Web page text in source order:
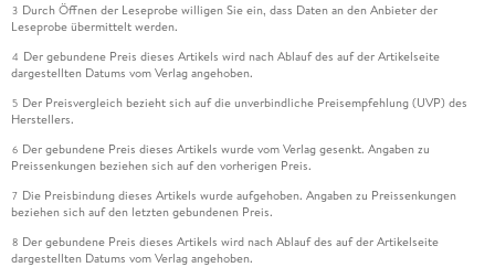
3 Durch Öffnen der Leseprobe willigen Sie ein, dass Daten an den Anbieter der
Leseprobe übermittelt werden.
4 Der gebundene Preis dieses Artikels wird nach Ablauf des auf der Artikelseite
dargestellten Datums vom Verlag angehoben.
5 Der Preisvergleich bezieht sich auf die unverbindliche Preisempfehlung (UVP) des
Herstellers.
6 Der gebundene Preis dieses Artikels wurde vom Verlag gesenkt. Angaben zu
Preissenkungen beziehen sich auf den vorherigen Preis.
7 Die Preisbindung dieses Artikels wurde aufgehoben. Angaben zu Preissenkungen
beziehen sich auf den letzten gebundenen Preis.
8 Der gebundene Preis dieses Artikels wird nach Ablauf des auf der Artikelseite
dargestellten Datums vom Verlag angehoben.